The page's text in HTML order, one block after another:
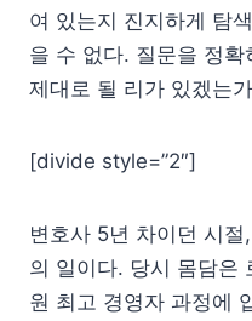
여 있는지 진지하게 탐
을 수 없다. 질문을 정
제대로 될 리가 있겠는
[divide style=”2″]
변호사 5년 차이던 시
의 일이다. 당시 몸담은
원 최고 경영자 과정에